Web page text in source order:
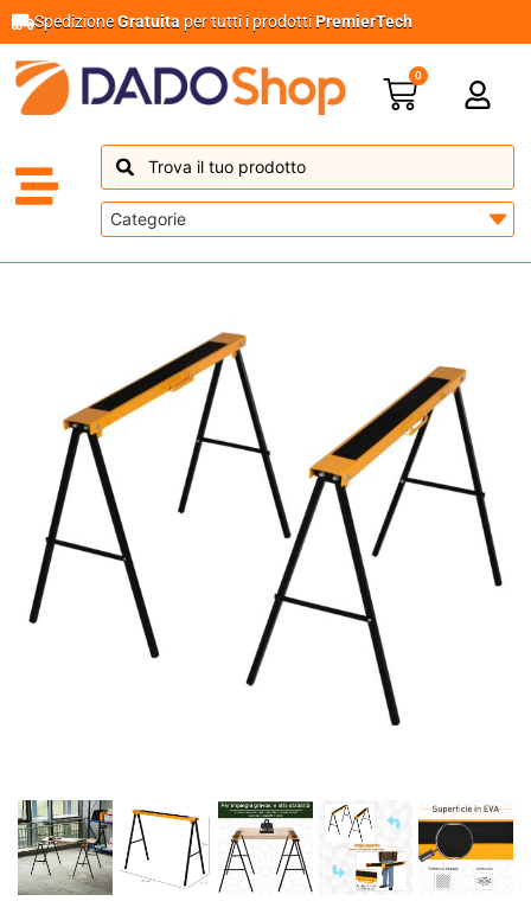
SpedizioneGratuita per tutti i prodottiPremierTech
0